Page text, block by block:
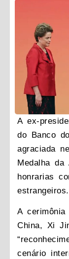
A ex-
do Banco
agraciada
Medalha
honrarias
estrangeiros.
A
China, Xi
cenário